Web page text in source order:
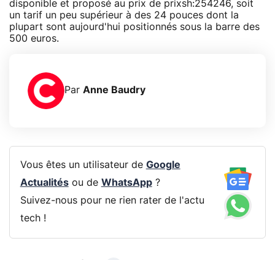
disponible et proposé au prix de prixsh:254246, soit
un tarif un peu supérieur à des 24 pouces dont la
plupart sont aujourd'hui positionnés sous la barre des
500 euros.
Par Anne Baudry
Vous êtes un utilisateur de Google
Actualitésou de WhatsApp?
Suivez-nous pour ne rien rater de l'actu
tech !